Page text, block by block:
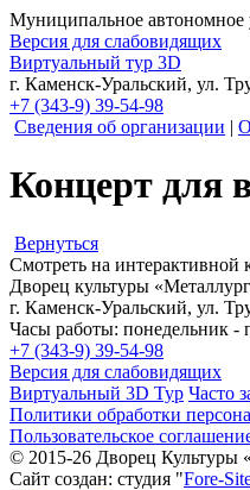
Муниципальное автономное
Версия для слабовидящих
Виртуальный тур 3D
г. Каменск-Уральский, ул.
+7 (343-9) 39-54-98
Сведения об организации |
Концерт для
Вернуться
Смотреть на интерактивной
Дворец культуры
г. Каменск-Уральский, ул.
Часы работы: понедельник -
+7 (343-9) 39-54-98
Версия для слабовидящих
Виртуальный 3D Тур Часто
Политики обработки
Пользовательское
© 2015-26 Дворец Культуры
Сайт создан: студия "Fore-